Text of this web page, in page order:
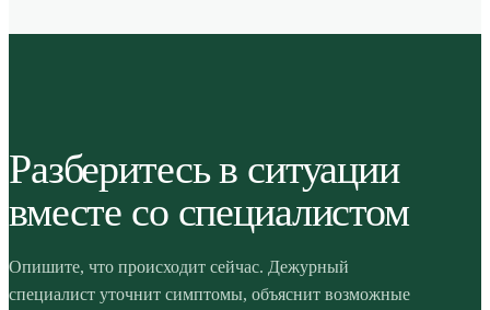
Разберитесь в ситуации
вместе со специалистом
Опишите, что происходит сейчас. Дежурный
специалист уточнит симптомы, объяснит возможные